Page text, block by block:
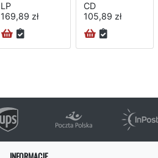
LP
169,89 zł
CD
105,89 zł